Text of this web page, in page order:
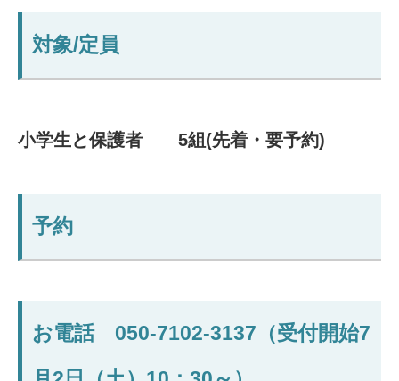
対象/定員
小学生と保護者 5組(先着・要予約)
予約
お電話 050-7102-3137（受付開始7